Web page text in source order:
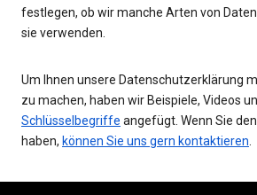
festlegen, ob wir manche Arten von
sie verwenden.
Um Ihnen unsere Datenschutzerklärung
zu machen, haben wir Beispiele, Videos
Schlüsselbegriffe angefügt. Wenn Sie
haben, können Sie uns gern kontaktieren